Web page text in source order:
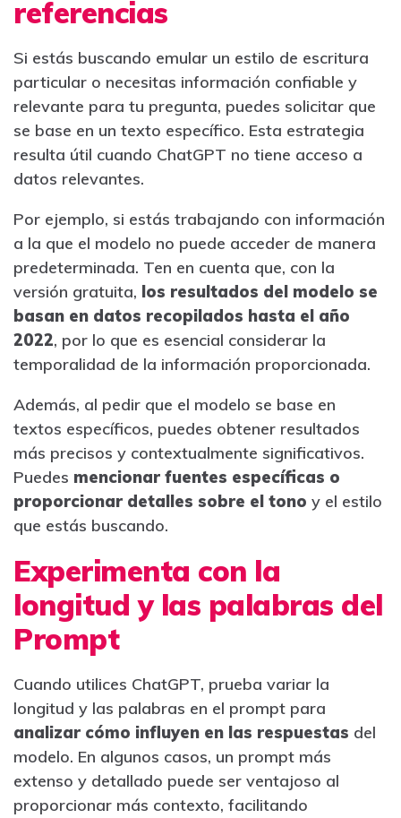
referencias
Si estás buscando emular un estilo de escritura
particular o necesitas información confiable y
relevante para tu pregunta, puedes solicitar que
se base en un texto específico. Esta estrategia
resulta útil cuando ChatGPT no tiene acceso a
datos relevantes.
Por ejemplo, si estás trabajando con información
a la que el modelo no puede acceder de manera
predeterminada. Ten en cuenta que, con la
versión gratuita, los resultados del modelo se
basan en datos recopilados hasta el año
2022, por lo que es esencial considerar la
temporalidad de la información proporcionada.
Además, al pedir que el modelo se base en
textos específicos, puedes obtener resultados
más precisos y contextualmente significativos.
Puedes mencionar fuentes específicas o
proporcionar detalles sobre el tono y el estilo
que estás buscando.
Experimenta con la
longitud y las palabras del
Prompt
Cuando utilices ChatGPT, prueba variar la
longitud y las palabras en el prompt para
analizar cómo influyen en las respuestas del
modelo. En algunos casos, un prompt más
extenso y detallado puede ser ventajoso al
proporcionar más contexto, facilitando